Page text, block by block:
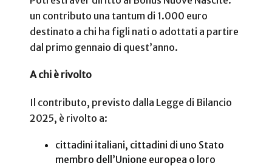
un contributo una tantum di 1.000 euro
destinato a chi ha figli nati o adottati a partire
dal primo gennaio di quest’anno.
A chi è rivolto
Il contributo, previsto dalla Legge di Bilancio
2025, è rivolto a:
cittadini italiani, cittadini di uno Stato
membro dell’Unione europea o loro